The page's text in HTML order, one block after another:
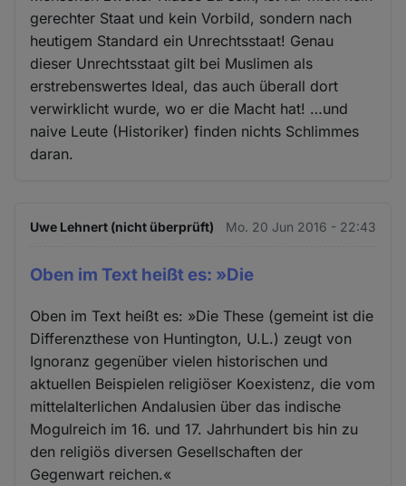
gerechter Staat und kein Vorbild, sondern nach
heutigem Standard ein Unrechtsstaat! Genau
dieser Unrechtsstaat gilt bei Muslimen als
erstrebenswertes Ideal, das auch überall dort
verwirklicht wurde, wo er die Macht hat! …und
naive Leute (Historiker) finden nichts Schlimmes
daran.
Uwe Lehnert (nicht überprüft) Mo. 20 Jun 2016 - 22:43
Oben im Text heißt es: »Die
Oben im Text heißt es: »Die These (gemeint ist die
Differenzthese von Huntington, U.L.) zeugt von
Ignoranz gegenüber vielen historischen und
aktuellen Beispielen religiöser Koexistenz, die vom
mittelalterlichen Andalusien über das indische
Mogulreich im 16. und 17. Jahrhundert bis hin zu
den religiös diversen Gesellschaften der
Gegenwart reichen.«